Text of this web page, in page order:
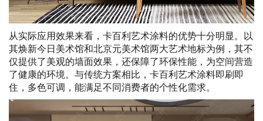
从实际应用效果来看，卡百利艺术涂料的优势十分明显。以
其焕新今日美术馆和北京元美术馆两大艺术地标为例，其不
仅提供了美观的墙面效果，还保障了环保性能，为空间营造
了健康的环境。与传统方案相比，卡百利艺术涂料即刷即
住，多色可调，能满足不同消费者的个性化需求。